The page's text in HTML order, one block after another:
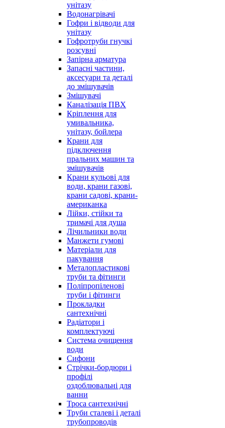
унітазу
Водонагрівачі
Гофри і відводи для
унітазу
Гофротруби гнучкі
розсувні
Запірна арматура
Запасні частини,
аксесуари та деталі
до змішувачів
Змішувачі
Каналізація ПВХ
Кріплення для
умивальника,
унітазу, бойлера
Крани для
підключення
пральних машин та
змішувачів
Крани кульові для
води, крани газові,
крани садові, крани-
американка
Лійки, стійки та
тримачі для душа
Лічильники води
Манжети гумові
Матеріали для
пакування
Металопластикові
труби та фітинги
Поліпропіленові
труби і фітинги
Прокладки
сантехнічні
Радіатори і
комплектуючі
Система очищення
води
Сифони
Стрічки-бордюри і
профілі
оздоблювальні для
ванни
Троса сантехнічні
Труби сталеві і деталі
трубопроводів